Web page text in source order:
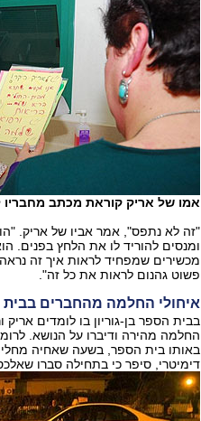
אמו של אריק קוראת מכתב מחבריו
"זה לא נתפס", אמר אביו של אריק.
ומנסים להוריד לו את הלחץ בפנים.
מכשירים שמפחיד לראות איך זה
פשוט גהנום לראות את כל זה".
איחולי החלמה מהחברים
בבית הספר בן-גוריון בו לומדים אריק
החלמה מהירה ודיברו על הנושא.
באותו בית הספר, בשעה שאחיה
דימיטרי, סיפר כי בתחילה סברו